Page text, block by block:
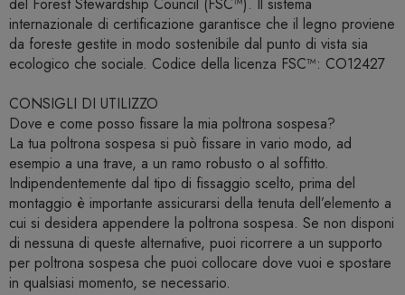
del Forest Stewardship Council (FSC™). Il sistema
internazionale di certificazione garantisce che il legno proviene
da foreste gestite in modo sostenibile dal punto di vista sia
ecologico che sociale. Codice della licenza FSC™: CO12427
CONSIGLI DI UTILIZZO
Dove e come posso fissare la mia poltrona sospesa?
La tua poltrona sospesa si può fissare in vario modo, ad
esempio a una trave, a un ramo robusto o al soffitto.
Indipendentemente dal tipo di fissaggio scelto, prima del
montaggio è importante assicurarsi della tenuta dell’elemento a
cui si desidera appendere la poltrona sospesa. Se non disponi
di nessuna di queste alternative, puoi ricorrere a un supporto
per poltrona sospesa che puoi collocare dove vuoi e spostare
in qualsiasi momento, se necessario.